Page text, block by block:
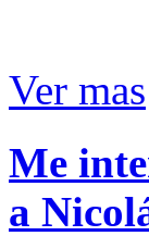
Ver mas
Me
a